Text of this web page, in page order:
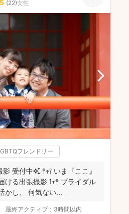
5 (22)女性
フレンドリー
✨ 𖤣𖥧𖥣 いま『ここ』
ける出張撮影 𖡡𖥧𖤣 ブライダル
かし、 何気ない...
最終アクティブ： 3時間以内